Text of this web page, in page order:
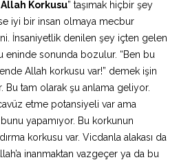
Korkusu” taşımak hiçbir şey
iyi bir insan olmaya mecbur
İnsaniyetlik denilen şey içten gelen
eninde sonunda bozulur. “Ben bu
Allah korkusu var!” demek işin
Bu tam olarak şu anlama geliyor.
etme potansiyeli var ama
yapamıyor. Bu korkunun
korkusu var. Vicdanla alakası da
inanmaktan vazgeçer ya da bu